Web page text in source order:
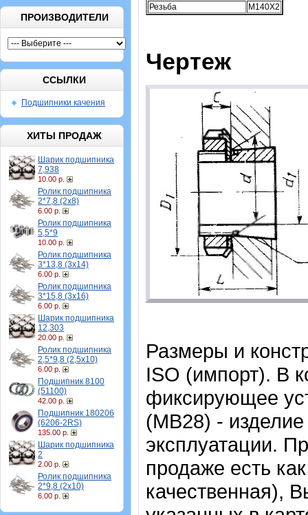
ПРОИЗВОДИТЕЛИ
ССЫЛКИ
Подшипники качения
ХИТЫ ПРОДАЖ
Шарик подшипника
7,938
10.00 р.
Ролик подшипника
2*7,8 (2х8)
6.00 р.
Ролик подшипника
5,5*9
10.00 р.
Ролик подшипника
3*13,8 (3х14)
6.00 р.
Ролик подшипника
3*15,8 (3х16)
6.00 р.
Шарик подшипника
12,303
20.00 р.
Ролик подшипника
2,5*9,8 (2,5х10)
6.00 р.
Подшипник 8100
(51100)
42.00 р.
Подшипник 180206
(6206-2RS)
135.00 р.
Шарик подшипника
2
2.00 р.
Ролик подшипника
2*9,8 (2х10)
6.00 р.
Резьба
M140X2
Чертеж
Размеры и
ISO (импорт). В
фиксирующее
(MB28) - изделие
эксплуатации.
продаже есть
качественная),